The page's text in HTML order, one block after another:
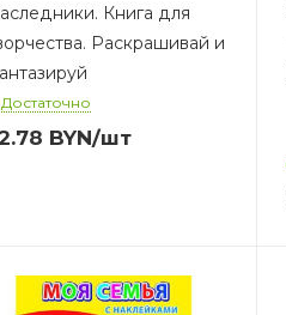
Книга для
Раскрашивай и
Достаточно
BYN/шт